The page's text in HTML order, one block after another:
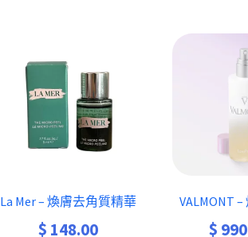
La Mer – 煥膚去角質精華
$ 148.00
VALMONT
$